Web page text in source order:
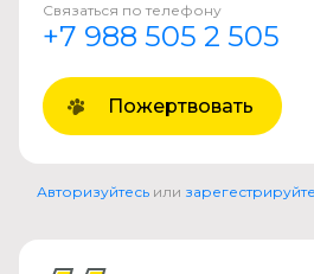
Связаться по телефону
+7 988 505 2 505
Пожертвовать
Авторизуйтесь или